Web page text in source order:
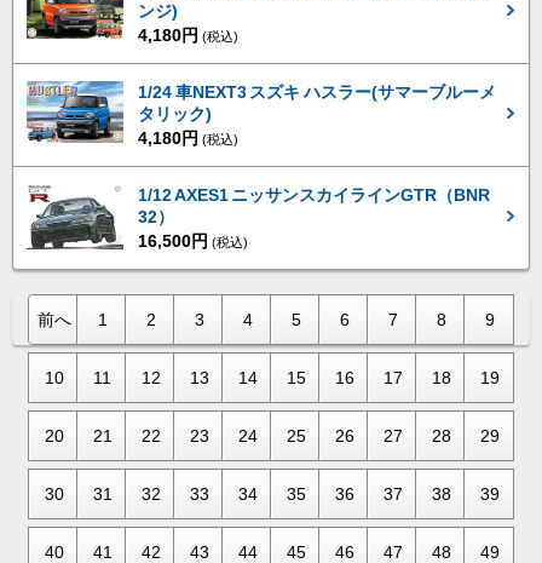
ンジ)
4,180円 (税込)
1/24 車NEXT3 スズキ ハスラー(サマーブルーメ
タリック)
4,180円 (税込)
1/12 AXES1 ニッサンスカイラインGTR（BNR
32）
16,500円 (税込)
前へ 1 2 3 4 5 6 7 8 9
10 11 12 13 14 15 16 17 18 19
20 21 22 23 24 25 26 27 28 29
30 31 32 33 34 35 36 37 38 39
40 41 42 43 44 45 46 47 48 49